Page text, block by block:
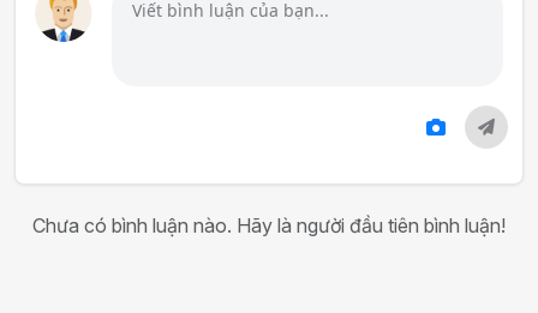
Chưa có bình luận nào. Hãy là người đầu tiên bình luận!